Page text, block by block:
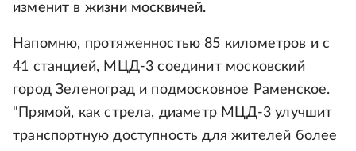
изменит в жизни москвичей.
Напомню, протяженностью 85 километров и с
41 станцией, МЦД-3 соединит московский
город Зеленоград и подмосковное Раменское.
"Прямой, как стрела, диаметр МЦД-3 улучшит
транспортную доступность для жителей более